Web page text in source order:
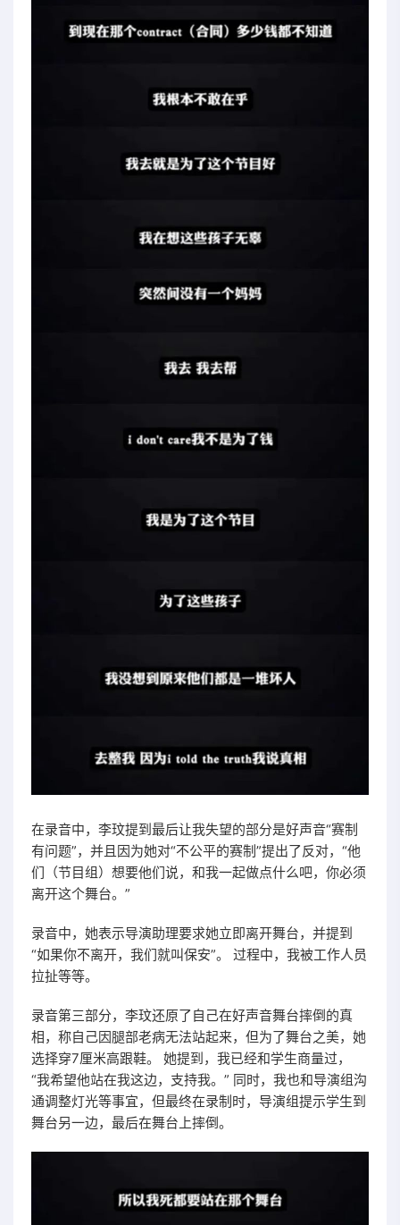
在录音中，李玟提到最后让我失望的部分是好声音“赛制
有问题”，并且因为她对“不公平的赛制”提出了反对，“他
们（节目组）想要他们说，和我一起做点什么吧，你必须
离开这个舞台。”
录音中，她表示导演助理要求她立即离开舞台，并提到
“如果你不离开，我们就叫保安”。 过程中，我被工作人员
拉扯等等。
录音第三部分，李玟还原了自己在好声音舞台摔倒的真
相，称自己因腿部老病无法站起来，但为了舞台之美，她
选择穿7厘米高跟鞋。 她提到，我已经和学生商量过，
“我希望他站在我这边，支持我。” 同时，我也和导演组沟
通调整灯光等事宜，但最终在录制时，导演组提示学生到
舞台另一边，最后在舞台上摔倒。